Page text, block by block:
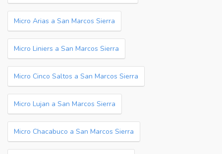
Micro Arias a San Marcos Sierra
Micro Liniers a San Marcos Sierra
Micro Cinco Saltos a San Marcos Sierra
Micro Lujan a San Marcos Sierra
Micro Chacabuco a San Marcos Sierra